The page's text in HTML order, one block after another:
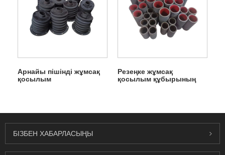
Арнайы пішінді жұмсақ
қосылым
Резеңке жұмсақ
қосылым құбырының
БІЗБЕН ХАБАРЛАСЫҢЫ